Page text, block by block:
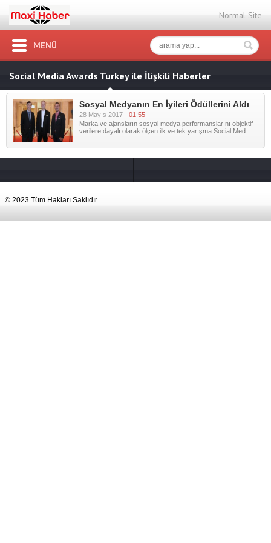
Normal Site
MENÜ
Social Media Awards Turkey ile İlişkili Haberler
Sosyal Medyanın En İyileri Ödüllerini Aldı
28 Mayıs 2017 - 01:55
Marka ve ajansların sosyal medya performanslarını objektif
verilere dayalı olarak ölçen ilk ve tek yarışma Social Med ...
© 2023 Tüm Hakları Saklıdır .